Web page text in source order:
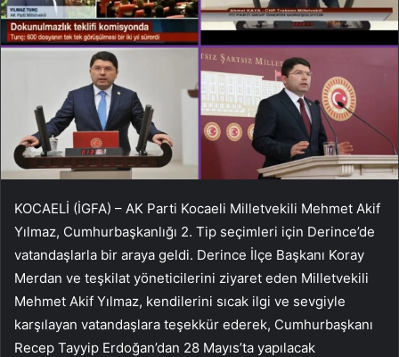
KOCAELİ (İGFA) – AK Parti Kocaeli Milletvekili Mehmet Akif
Yılmaz, Cumhurbaşkanlığı 2. Tip seçimleri için Derince’de
vatandaşlarla bir araya geldi. Derince İlçe Başkanı Koray
Merdan ve teşkilat yöneticilerini ziyaret eden Milletvekili
Mehmet Akif Yılmaz, kendilerini sıcak ilgi ve sevgiyle
karşılayan vatandaşlara teşekkür ederek, Cumhurbaşkanı
Recep Tayyip Erdoğan’dan 28 Mayıs’ta yapılacak